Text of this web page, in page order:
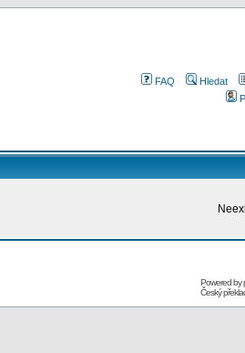
FAQ
Hledat
Powered by
Český